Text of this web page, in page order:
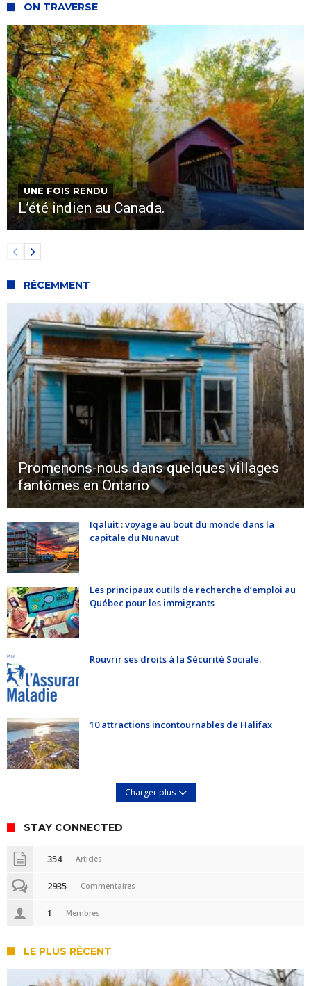
ON TRAVERSE
UNE FOIS RENDU
L’été indien au Canada.
RÉCEMMENT
Promenons-nous dans quelques villages
fantômes en Ontario
Iqaluit : voyage au bout du monde dans la
capitale du Nunavut
Les principaux outils de recherche d’emploi au
Québec pour les immigrants
Rouvrir ses droits à la Sécurité Sociale.
10 attractions incontournables de Halifax
Charger plus
STAY CONNECTED
354 Articles
2935 Commentaires
1 Membres
LE PLUS RÉCENT